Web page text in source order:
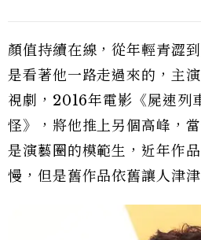
顏值持續在線，從年輕青澀
是看著他一路走過來的，主
視劇，2016年電影《屍速列
怪》，將他推上另個高峰，
是演藝圈的模範生，近年作
慢，但是舊作品依舊讓人津津